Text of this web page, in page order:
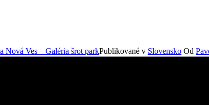
Nová Ves – Galéria šrot parkPublikované v Slovensko Od